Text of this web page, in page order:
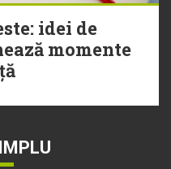
idei de
momente